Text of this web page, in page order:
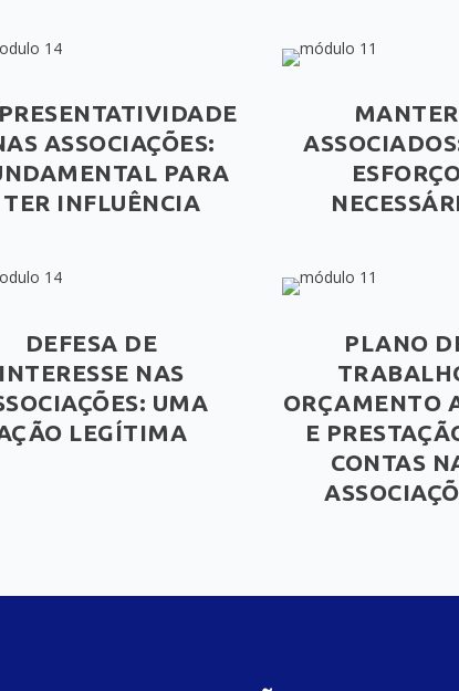
ASSOCIAÇÕES:
PARA
TER INFLUÊNCIA
MANTER
DEFESA DE
INTERESSE NAS
UMA
LEGÍTIMA
PLANO
ORÇAMENTO
E
CONTAS